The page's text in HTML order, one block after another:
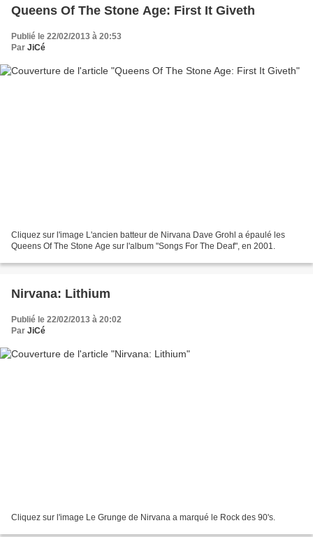
Queens Of The Stone Age: First It Giveth
Publié le 22/02/2013 à 20:53
Par JiCé
Cliquez sur l'image L'ancien batteur de Nirvana Dave Grohl a épaulé les
Queens Of The Stone Age sur l'album "Songs For The Deaf", en 2001.
Nirvana: Lithium
Publié le 22/02/2013 à 20:02
Par JiCé
Cliquez sur l'image Le Grunge de Nirvana a marqué le Rock des 90's.